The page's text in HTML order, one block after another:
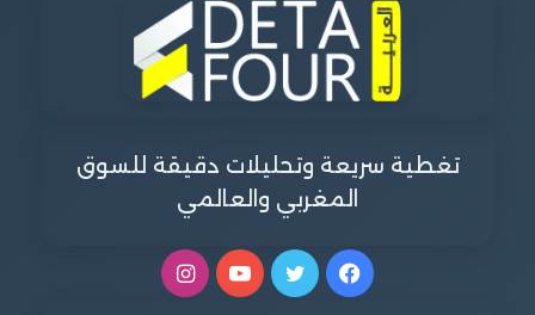
تغطية سريعة وتحليلات دقيقة للسوق
المغربي والعالمي
فيسبوكتويتر يوتيوبانستقرام